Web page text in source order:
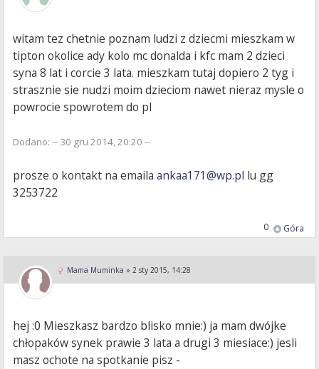
witam tez chetnie poznam ludzi z dziecmi mieszkam w
tipton okolice ady kolo mc donalda i kfc mam 2 dzieci
syna 8 lat i corcie 3 lata. mieszkam tutaj dopiero 2 tyg i
strasznie sie nudzi moim dzieciom nawet nieraz mysle o
powrocie spowrotem do pl
Dodano: -- 30 gru 2014, 20:20 --
prosze o kontakt na emailaankaa171@wp.pl lu gg
3253722
Góra
0
Mama Muminka » 2 sty 2015, 14:28
hej :0 Mieszkasz bardzo blisko mnie:) ja mam dwójke
chłopaków synek prawie 3 lata a drugi 3 miesiace:) jesli
masz ochote na spotkanie pisz -